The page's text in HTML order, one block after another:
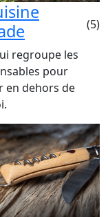
(5)
regroupe les
pour
en dehors de